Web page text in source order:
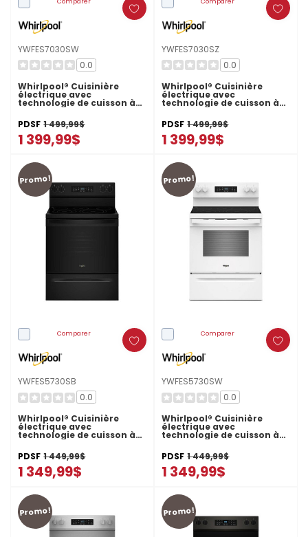
YWFES7030SW
0.0
Whirlpool® Cuisinière
électrique avec
technologie de cuisson à
air et friture à air sans
préchauffage de 30 po
YWFES7030SW
PDSF 1 499,99$
1 399,99$
YWFES7030SZ
0.0
Whirlpool® Cuisinière
électrique avec
technologie de cuisson à
air et friture à air sans
préchauffage de 30 po
YWFES7030SZ
PDSF 1 499,99$
1 399,99$
Promo!
Comparer
YWFES5730SB
0.0
Whirlpool® Cuisinière
électrique avec
technologie de cuisson à
air - 30 po YWFES5730SB
PDSF 1 449,99$
1 349,99$
Promo!
Comparer
YWFES5730SW
0.0
Whirlpool® Cuisinière
électrique avec
technologie de cuisson à
air - 30 po YWFES5730SW
PDSF 1 449,99$
1 349,99$
Promo! Promo!